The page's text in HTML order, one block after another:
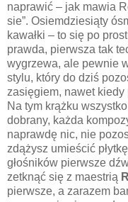
naprawić – jak mawia
sie”. Osiemdziesiąty
kawałki – to się po
prawda, pierwsza tak
wygrzewa, ale pewnie
stylu, który do dziś
zasięgiem, nawet
Na tym krążku
dobrany, każda
naprawdę nic, nie
zdążysz umieścić
głośników pierwsze
zetknąć się z maestrią
pierwsze, a zarazem